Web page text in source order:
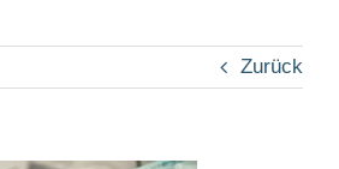
Zurück